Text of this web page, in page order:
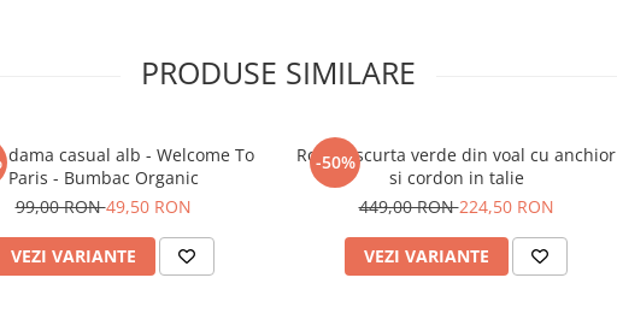
PRODUSE SIMILARE
dama casual alb - Welcome To
Paris - Bumbac Organic
99,00 RON49,50 RON
VEZI VARIANTE
-50%
Rochie scurta verde din voal cu anchior
si cordon in talie
449,00 RON224,50 RON
VEZI VARIANTE